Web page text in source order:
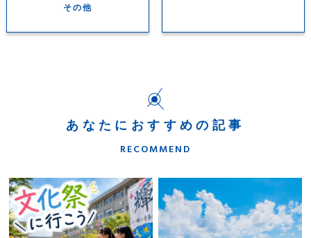
その他
あなたにおすすめの記事
RECOMMEND